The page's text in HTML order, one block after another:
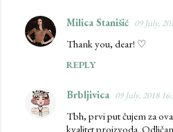
Milica Stanišić 09 July,
Thank you, dear! ♡
REPLY
Brbljivica 09 July, 2018
Tbh, prvi put čujem za
kvalitet proizvoda.